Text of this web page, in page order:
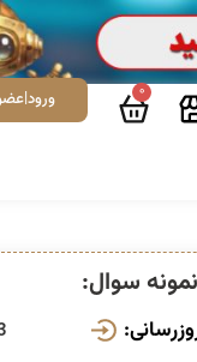
0
سوال: